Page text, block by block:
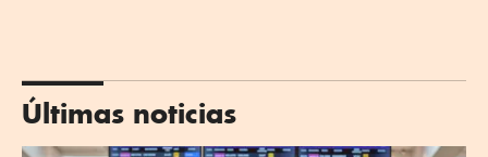
Últimas noticias